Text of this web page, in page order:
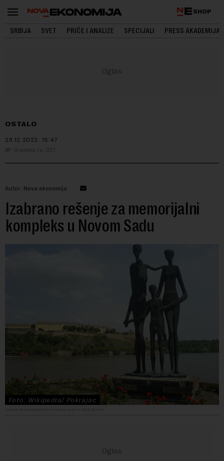
SHOP
SRBIJA SVET PRIČE I ANALIZE SPECIJALI PRESS AKADEMIJA
OSTALO
28.12.2022. 15:47
Gradnja.rs, 021
Autor: Nova ekonomija
Izabrano rešenje za memorijalni
kompleks u Novom Sadu
Foto: Wikipedia/ Pokrajac